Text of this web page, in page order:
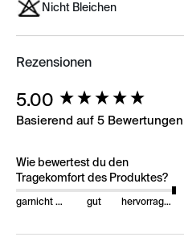
Nicht Bleichen
Rezensionen
5.00
Basierend auf 5 Bewertungen
Wie bewertest du den
Tragekomfort des Produktes?
garnicht gut gut hervorragend
New content loaded